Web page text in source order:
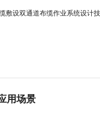
敷设双通道布缆作业系统设计
用场景